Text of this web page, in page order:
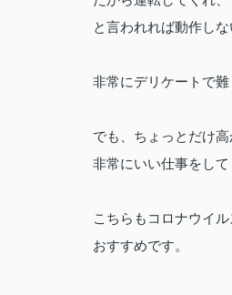
と言われれば動作し
非常にデリケートで難
でも、ちょっとだけ高
非常にいい仕事をして
こちらもコロナウイ
おすすめです。